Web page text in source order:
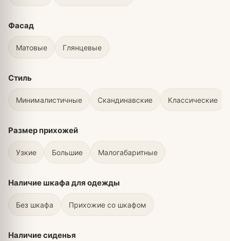
Фасад
Матовые Глянцевые
Стиль
Минималистичные Скандинавские Классические
Размер прихожей
Узкие Большие Малогабаритные
Наличие шкафа для одежды
Без шкафа Прихожие со шкафом
Наличие сиденья